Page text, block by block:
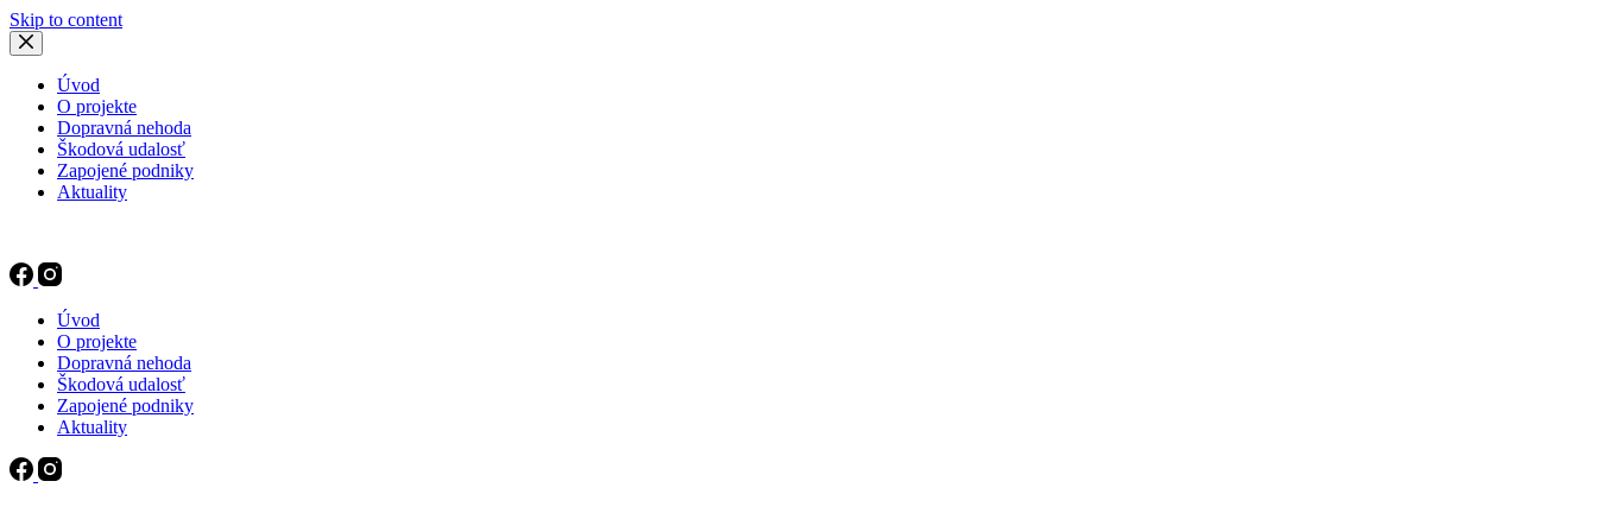
Skip to content
Úvod
O projekte
Dopravná nehoda
Škodová udalosť
Zapojené podniky
Aktuality
Úvod
O projekte
Dopravná nehoda
Škodová udalosť
Zapojené podniky
Aktuality